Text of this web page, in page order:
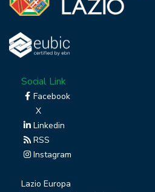
Social Link
Facebook
X
Linkedin
RSS
Instagram
Lazio Europa